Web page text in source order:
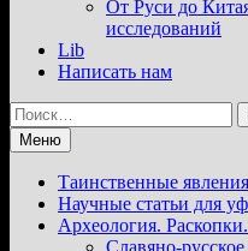
От Руси до
исследований
Lib
Написать нам
Найти:
Меню
Таинственные явления
Научные статьи для
Археология. Раскопки.
Славяно-